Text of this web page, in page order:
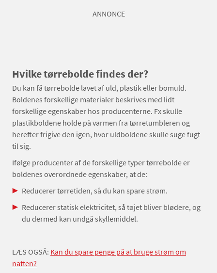
ANNONCE
Hvilke tørrebolde findes der?
Du kan få tørrebolde lavet af uld, plastik eller bomuld.
Boldenes forskellige materialer beskrives med lidt
forskellige egenskaber hos producenterne. Fx skulle
plastikboldene holde på varmen fra tørretumbleren og
herefter frigive den igen, hvor uldboldene skulle suge fugt
til sig.
Ifølge producenter af de forskellige typer tørrebolde er
boldenes overordnede egenskaber, at de:
Reducerer tørretiden, så du kan spare strøm.
Reducerer statisk elektricitet, så tøjet bliver blødere, og
du dermed kan undgå skyllemiddel.
LÆS OGSÅ: Kan du spare penge på at bruge strøm om
natten?